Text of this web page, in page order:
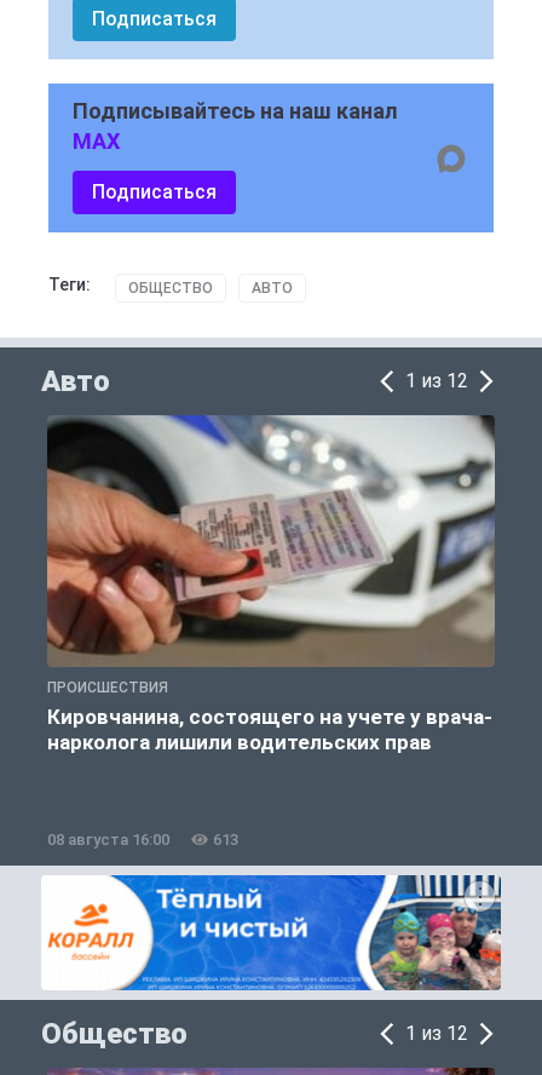
Подписаться
Подписывайтесь на наш канал
MAX
Подписаться
Теги: ОБЩЕСТВО АВТО
Авто 1 из 12
ПРОИСШЕСТВИЯ
Кировчанина, состоящего на учете у врача-
нарколога лишили водительских прав
08 августа 16:00 613
Общество 1 из 12